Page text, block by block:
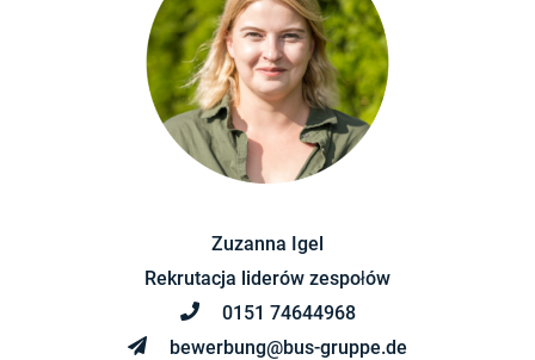
Zuzanna Igel
Rekrutacja liderów zespołów
0151 74644968
bewerbung@bus-gruppe.de